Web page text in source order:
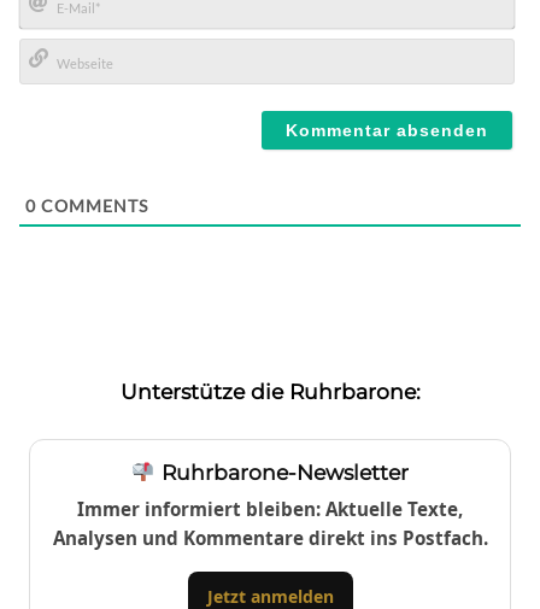
E-
Mail*
0 COMMENTS
Unterstütze die Ruhrbarone:
Ruhrbarone-Newsletter
Immer informiert bleiben: Aktuelle Texte,
Analysen und Kommentare direkt ins Postfach.
Jetzt anmelden